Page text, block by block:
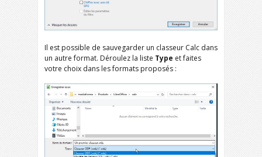
Il est possible de sauvegarder un classeur Calc dans
un autre format. Déroulez la liste Type et faites
votre choix dans les formats proposés :